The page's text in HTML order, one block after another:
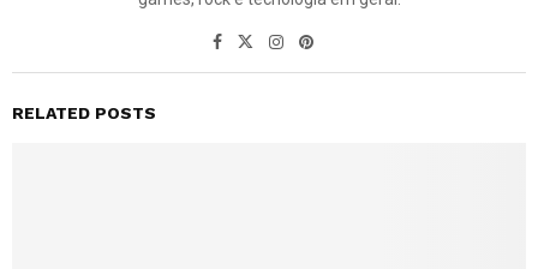
RELATED POSTS